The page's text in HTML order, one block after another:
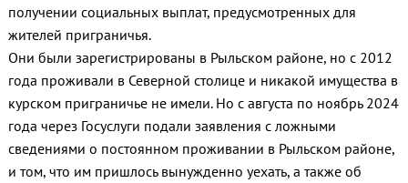
получении социальных выплат, предусмотренных для
жителей приграничья.
Они были зарегистрированы в Рыльском районе, но с 2012
года проживали в Северной столице и никакой имущества в
курском приграничье не имели. Но с августа по ноябрь 2024
года через Госуслуги подали заявления с ложными
сведениями о постоянном проживании в Рыльском районе,
и том, что им пришлось вынужденно уехать, а также об